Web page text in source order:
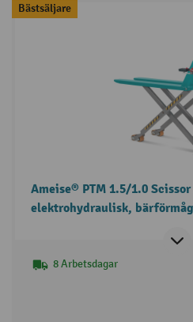
Bästsäljare
Ameise® PTM 1.5/1.0
elektrohydraulisk,
8 Arbetsdagar